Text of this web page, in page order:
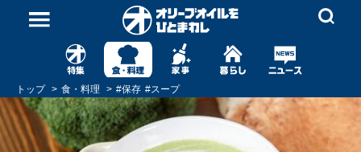
トップ 食・料理 #保存 #スープ